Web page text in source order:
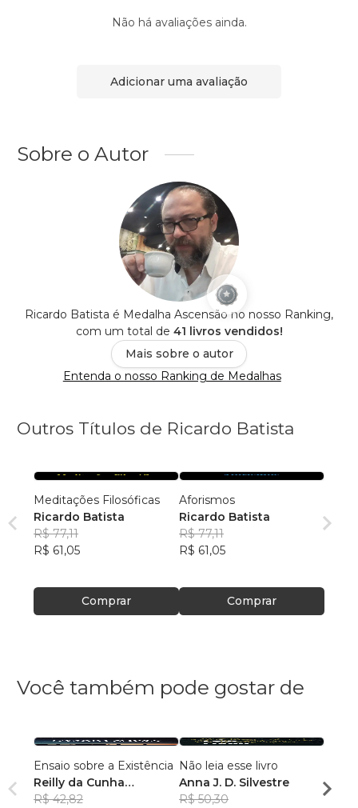
Não há avaliações ainda.
Adicionar uma avaliação
Sobre o Autor
Ricardo Batista é Medalha Ascensão no nosso Ranking,
com um total de 41 livros vendidos!
Mais sobre o autor
Entenda o nosso Ranking de Medalhas
Outros Títulos de Ricardo Batista
Meditações Filosóficas
Ricardo Batista
R$ 77,11
R$ 61,05
Comprar
Aforismos
Ricardo Batista
R$ 77,11
R$ 61,05
Comprar
Você também pode gostar de
Ensaio sobre a Existência
Reilly da Cunha
Algodoal
R$ 42,82
Não leia esse livro
Anna J. D. Silvestre
R$ 50,30